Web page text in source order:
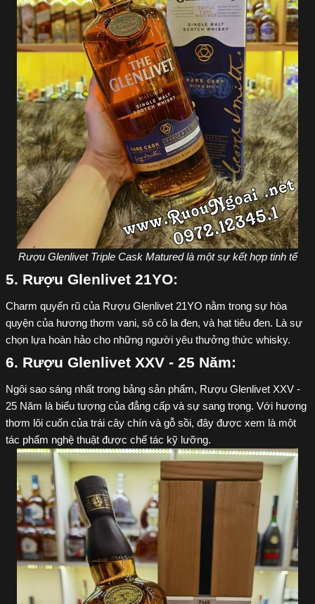
Rượu Glenlivet Triple Cask Matured là một sự kết hợp tinh tế
5. Rượu Glenlivet 21YO:
Charm quyến rũ của Rượu Glenlivet 21YO nằm trong sự hòa
quyện của hương thơm vani, sô cô la đen, và hạt tiêu đen. Là sự
chọn lựa hoàn hảo cho những người yêu thưởng thức whisky.
6. Rượu Glenlivet XXV - 25 Năm:
Ngôi sao sáng nhất trong bảng sản phẩm, Rượu Glenlivet XXV -
25 Năm là biểu tượng của đẳng cấp và sự sang trọng. Với hương
thơm lôi cuốn của trái cây chín và gỗ sồi, đây được xem là một
tác phẩm nghệ thuật được chế tác kỹ lưỡng.